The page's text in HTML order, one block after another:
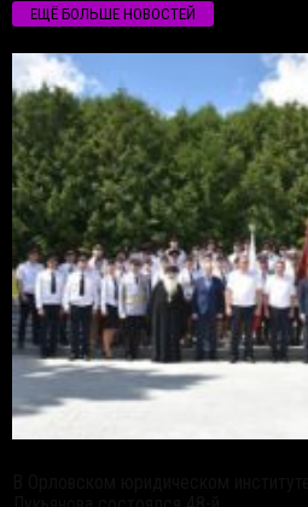
ЕЩЁ БОЛЬШЕ НОВОСТЕЙ